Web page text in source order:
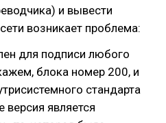
и вывести
возникает проблема:
для подписи любого
блока номер 200, и
стандарта
версия является